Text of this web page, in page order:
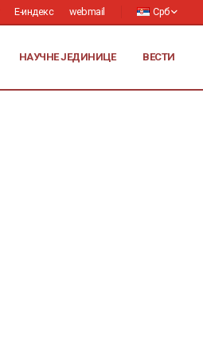
Е-индекс webmail Срб
НАУЧНЕ ЈЕДИНИЦЕ ВЕСТИ